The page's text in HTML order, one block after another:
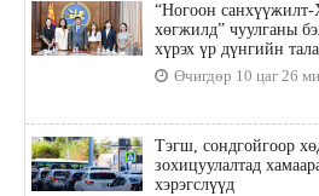
“Ногоон санхүүжилт-
хөгжилд” чуулганы
хүрэх үр дүнгийн
Өчигдөр 10 цаг 26
Тэгш, сондгойгоор
зохицуулалтад
хэрэгслүүд